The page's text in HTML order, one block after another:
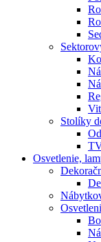
Stolíky
Osvetlenie,